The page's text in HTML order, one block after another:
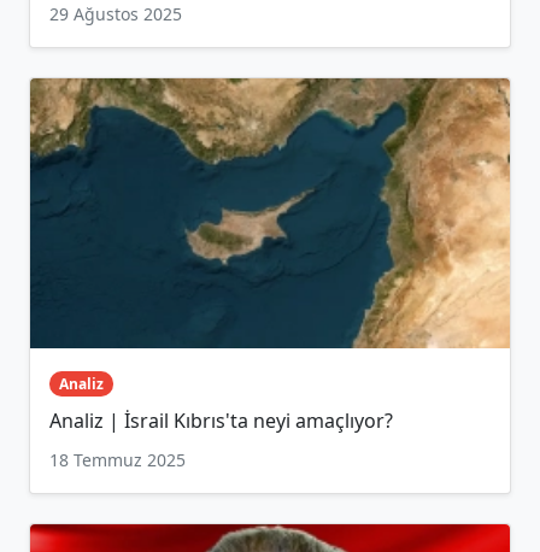
29 Ağustos 2025
Analiz
Analiz | İsrail Kıbrıs'ta neyi amaçlıyor?
18 Temmuz 2025